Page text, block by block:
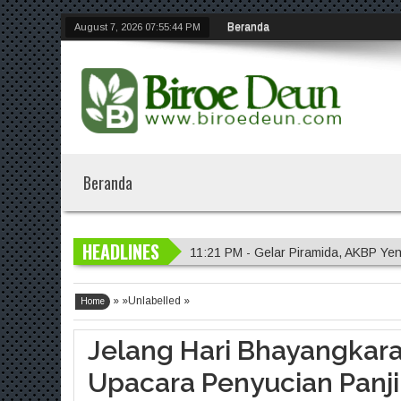
August 7, 2026 07:55:45 PM Beranda
Beranda
HEADLINES
11:21 PM - Gelar Piramida, AKBP
11:18 PM - Polres Probolinggo
7:14 PM - Polisi Sambangi Lahan
11:23 PM - Kapolres Gresik
Home » »Unlabelled »
Jelang Hari
Upacara Penyucian